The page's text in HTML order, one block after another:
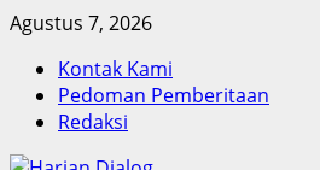
Skip
content
Agustus 7, 2026
Kontak Kami
Pedoman Pemberitaan
Redaksi